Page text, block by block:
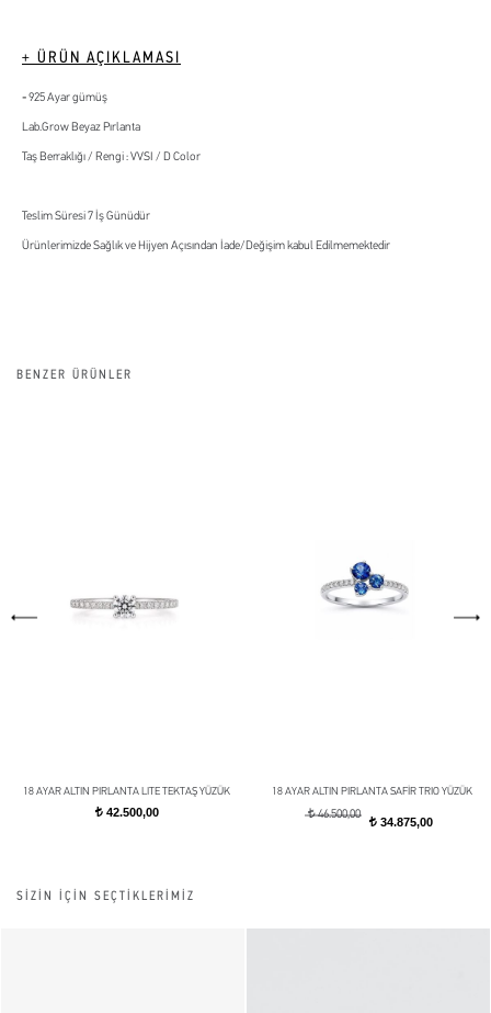
+ ÜRÜN AÇIKLAMASI
925 Ayar gümüş
Lab.Grow Beyaz Pırlanta
Taş Berraklığı / Rengi : VVSI / D Color
Teslim Süresi 7 İş Günüdür
Ürünlerimizde Sağlık ve Hijyen Açısından İade/Değişim kabul Edilmemektedir
BENZER ÜRÜNLER
18 AYAR ALTIN PIRLANTA LITE TEKTAŞ YÜZÜK
t42.500,00
18 AYAR ALTIN PIRLANTA SAFİR TRIO YÜZÜK
t46.500,00
t34.875,00
SİZİN İÇİN SEÇTİKLERİMİZ